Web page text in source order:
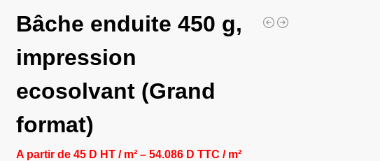
Bâche enduite 450 g,
impression
ecosolvant (Grand
format)
A partir de 45 D HT / m² – 54.086 D TTC / m²